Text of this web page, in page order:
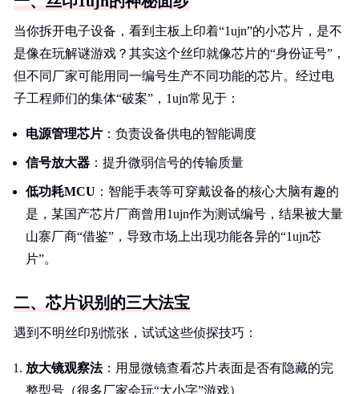
当你拆开电子设备，看到主板上印着“1ujn”的小芯片，是不
是像在玩解谜游戏？其实这个丝印就像芯片的“身份证号”，
但不同厂家可能用同一编号生产不同功能的芯片。经过电
子工程师们的集体“破案”，1ujn常见于：
电源管理芯片 ：负责设备供电的智能调度
信号放大器 ：提升微弱信号的传输质量
低功耗MCU ：智能手表等可穿戴设备的核心大脑有趣的
是，某国产芯片厂商曾用1ujn作为测试编号，结果被大量
山寨厂商“借鉴”，导致市场上出现功能各异的“1ujn芯
片”。
二、芯片识别的三大法宝
遇到不明丝印别慌张，试试这些侦探技巧：
放大镜观察法：用显微镜查看芯片表面是否有隐藏的完
整型号（很多厂家会玩“大小字”游戏）